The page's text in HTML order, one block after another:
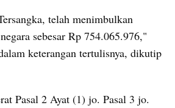
telah menimbulkan
sebesar Rp 754.065.976,"
keterangan tertulisnya, dikutip
Pasal 2 Ayat (1) jo. Pasal 3 jo.